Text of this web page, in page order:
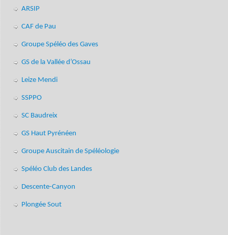
ARSIP
CAF de Pau
Groupe Spéléo des Gaves
GS de la Vallée d’Ossau
Leize Mendi
SSPPO
SC Baudreix
GS Haut Pyrénéen
Groupe Auscitain de Spéléologie
Spéléo Club des Landes
Descente-Canyon
Plongée Sout